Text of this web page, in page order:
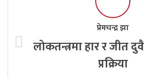
प्रेमचन्द्र झा
लोकतन्त्रमा हार र जीत
प्रक्रिया